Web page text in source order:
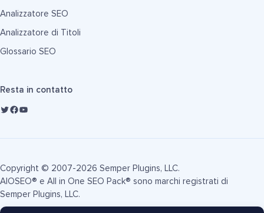
Analizzatore SEO
Analizzatore di Titoli
Glossario SEO
Resta in contatto
Copyright © 2007-2026 Semper Plugins, LLC.
AIOSEO® e All in One SEO Pack® sono marchi registrati di
Semper Plugins, LLC.